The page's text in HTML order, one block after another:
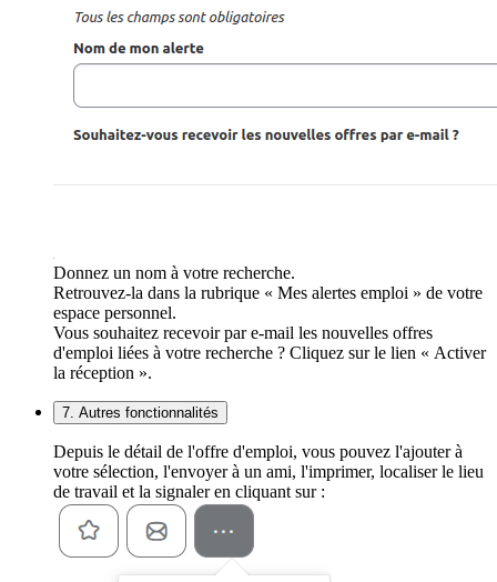
Donnez un nom à votre recherche.
Retrouvez-la dans la rubrique « Mes alertes emploi » de votre
espace personnel.
Vous souhaitez recevoir par e-mail les nouvelles offres
d'emploi liées à votre recherche ? Cliquez sur le lien « Activer
la réception ».
7. Autres fonctionnalités
Depuis le détail de l'offre d'emploi, vous pouvez l'ajouter à
votre sélection, l'envoyer à un ami, l'imprimer, localiser le lieu
de travail et la signaler en cliquant sur :